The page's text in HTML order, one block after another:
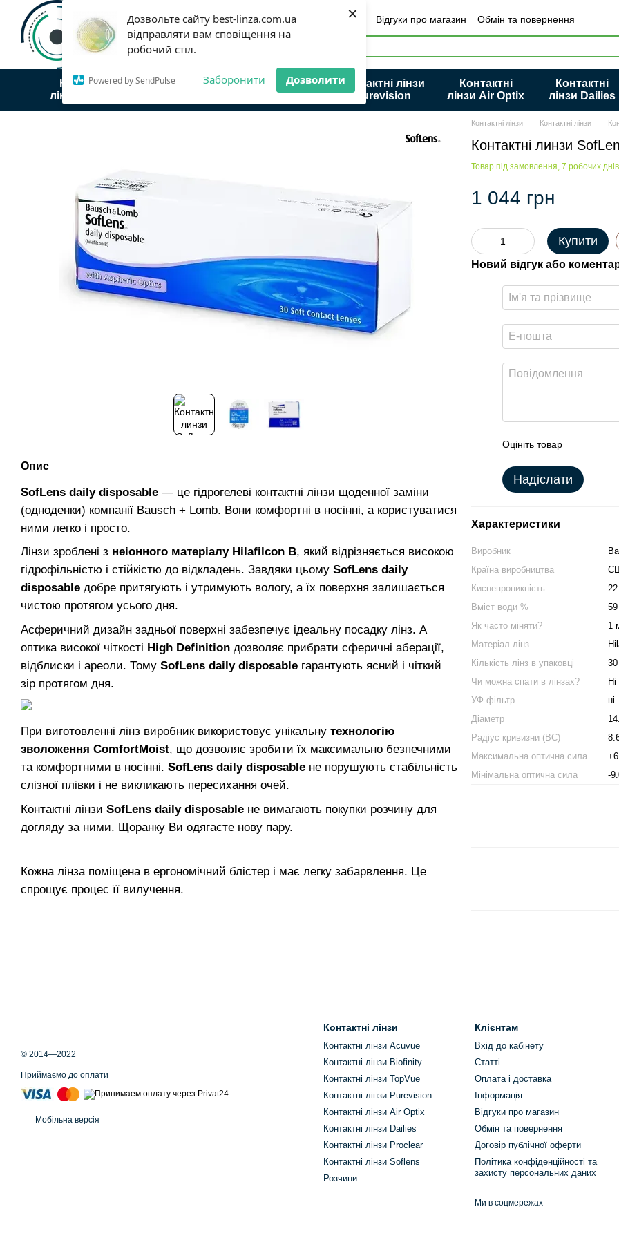
Дозвольте сайту best-linza.com.ua
відправляти вам сповіщення на
робочий стіл.
Powered by SendPulse Заборонити Дозволити
×
Перейти до основного контенту
Статті Оплата і доставка Інформація Відгуки про магазин
Обмін та повернення
Договір публічної оферти
Політика конфіденційності та захисту персональних даних
Контактні
лінзи Acuvue
Контактні
Контактні
лінзи TopVue
Контактні лінзи
Purevision
Контактні
лінзи Air Optix
Контактні
лінзи Dailies
Опис
SofLens daily disposable — це гідрогелеві контактні лінзи щоденної заміни
(одноденки) компанії Bausch + Lomb. Вони комфортні в носінні, а користуватися
ними легко і просто.
Лінзи зроблені з неіонного матеріалу Hilafilcon B, який відрізняється високою
гідрофільністю і стійкістю до відкладень. Завдяки цьому SofLens daily
disposable добре притягують і утримують вологу, а їх поверхня залишається
чистою протягом усього дня.
Асферичний дизайн задньої поверхні забезпечує ідеальну посадку лінз. А
оптика високої чіткості High Definition дозволяє прибрати сферичні аберації,
відблиски і ареоли. Тому SofLens daily disposable гарантують ясний і чіткий
зір протягом дня.
При виготовленні лінз виробник використовує унікальну технологію
зволоження ComfortMoist, що дозволяє зробити їх максимально безпечними
та комфортними в носінні. SofLens daily disposable не порушують стабільність
слізної плівки і не викликають пересихання очей.
Контактні лінзи SofLens daily disposable не вимагають покупки розчину для
догляду за ними. Щоранку Ви одягаєте нову пару.
Кожна лінза поміщена в ергономічний блістер і має легку забарвлення. Це
спрощує процес її вилучення.
Контактні лінзи Контактні лінзи
Контактні линзи
Товар під замовлення, 7 робочих днів
1 044 грн
Купити
Новий відгук або
Оцініть товар
Надіслати
Характеристики
Виробник
Країна виробництва
Киснепроникність
22
Вміст води %
59
Як часто міняти?
1
Матеріал лінз
Кількість лінз в упаковці
30
Чи можна спати в лінзах?
Ні
УФ-фільтр
ні
Діаметр
Радіус кривизни (BC)
Максимальна оптична сила
Мінімальна оптична сила
-
© 2014—2022
Приймаємо до оплати
Мобільна версія
Контактні лінзи
Контактні лінзи Acuvue
Контактні лінзи Biofinity
Контактні лінзи TopVue
Контактні лінзи Purevision
Контактні лінзи Air Optix
Контактні лінзи Dailies
Контактні лінзи Proclear
Контактні лінзи Soflens
Розчини
Клієнтам
Вхід до кабінету
Статті
Оплата і доставка
Інформація
Відгуки про магазин
Обмін та повернення
Договір публічної оферти
Політика конфіденційності та
захисту персональних даних
Ми в соцмережах